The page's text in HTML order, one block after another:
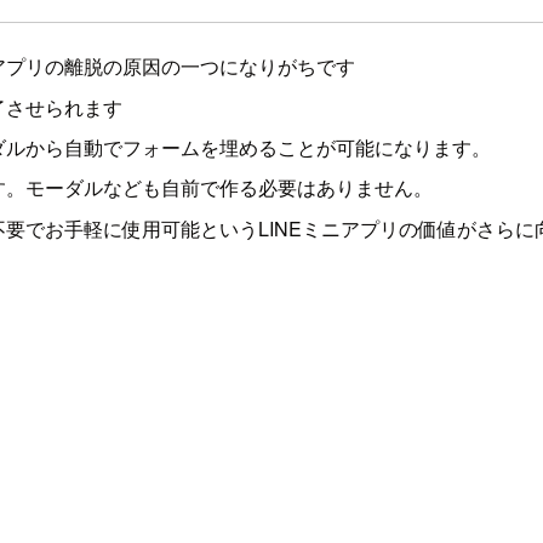
リの離脱の原因の一つになりがちです
せられます
から自動でフォームを埋めることが可能になります。
モーダルなども自前で作る必要はありません。
でお手軽に使用可能というLINEミニアプリの価値がさらに